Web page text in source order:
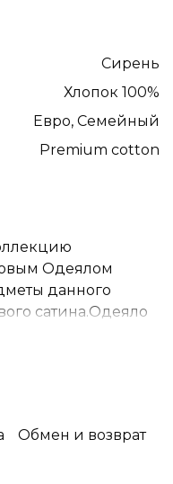
Сирень
Хлопок 100%
Евро, Семейный
Premium cotton
Одеялом
данного
сатина.Одеяло
По краю украшены
Обмен и возврат